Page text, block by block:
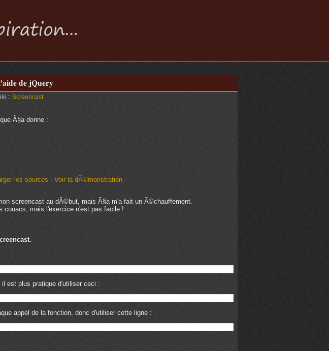
de jQuery
:: Screencast
Ã§a donne :
les sources - Voir la dÃ©monstration
screencast au dÃ©but, mais Ã§a m'a fait un Ã©chauffement.
couacs, mais l'exercice n'est pas facile !
est plus pratique d'utiliser ceci :
appel de la fonction, donc d'utiliser cette ligne :